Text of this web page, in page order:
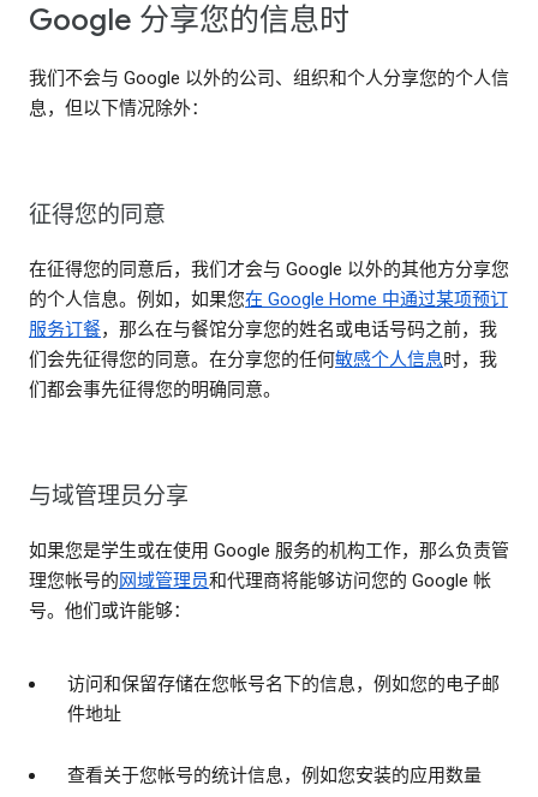
Google 分享您的信息时
我们不会与 Google 以外的公司、组织和个人分享您的个人信
息，但以下情况除外：
征得您的同意
在征得您的同意后，我们才会与 Google 以外的其他方分享您
的个人信息。例如，如果您在 Google Home 中通过某项预订
服务订餐，那么在与餐馆分享您的姓名或电话号码之前，我
们会先征得您的同意。在分享您的任何敏感个人信息时，我
们都会事先征得您的明确同意。
与域管理员分享
如果您是学生或在使用 Google 服务的机构工作，那么负责管
理您帐号的网域管理员和代理商将能够访问您的 Google 帐
号。他们或许能够：
访问和保留存储在您帐号名下的信息，例如您的电子邮
件地址
查看关于您帐号的统计信息，例如您安装的应用数量